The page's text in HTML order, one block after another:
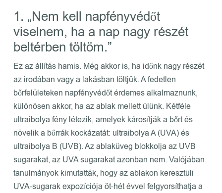
1. „Nem kell napfényvédőt
viselnem, ha a nap nagy részét
beltérben töltöm.”
Ez az állítás hamis. Még akkor is, ha időnk nagy részét
az irodában vagy a lakásban töltjük. A fedetlen
bőrfelületeken napfényvédőt érdemes alkalmaznunk,
különösen akkor, ha az ablak mellett ülünk. Kétféle
ultraibolya fény létezik, amelyek károsítják a bőrt és
növelik a bőrrák kockázatát: ultraibolya A (UVA) és
ultraibolya B (UVB). Az ablaküveg blokkolja az UVB
sugarakat, az UVA sugarakat azonban nem. Valójában
tanulmányok kimutatták, hogy az ablakon keresztüli
UVA-sugarak expozíciója öt-hét évvel felgyorsíthatja a